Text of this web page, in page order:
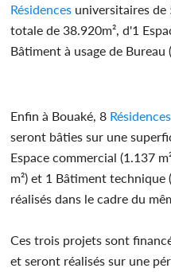
Résidences universitaires
totale de 38.920m², d'1
Bâtiment à usage de Bureau
Enfin à Bouaké, 8 Résidences
seront bâties sur une
Espace commercial (1.137
m²) et 1 Bâtiment
réalisés dans le cadre du
Ces trois projets sont
et seront réalisés sur une